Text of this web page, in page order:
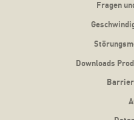
Fragen
Downloads